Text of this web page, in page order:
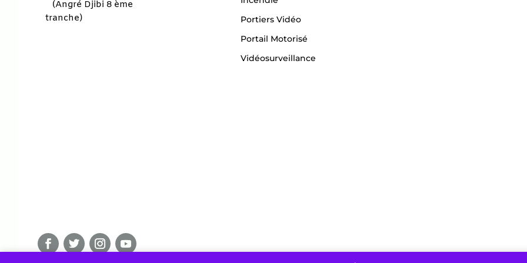
(Angré Djibi 8 ème
tranche)
Portiers Vidéo
Portail Motorisé
Vidéosurveillance